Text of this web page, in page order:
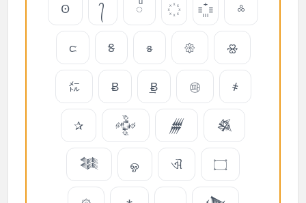
Ꙩ ᭄ ◌ͧ ༜
ꮸ 𐐝 𐑅 𑁍 🝮
㍍ Ƀ ͢Ƀ ㉺ ҂
✰ 𒅒 𒁂 𒈒
𒈞 ஓ ଐ ۝